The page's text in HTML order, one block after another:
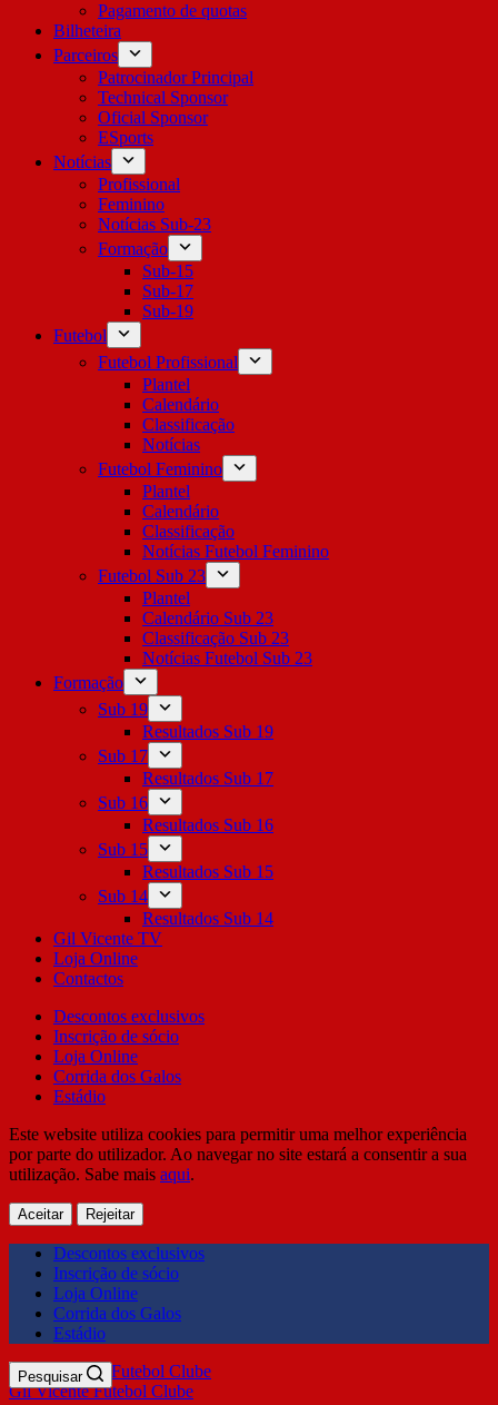
Pagamento de quotas
Bilheteira
Parceiros
Patrocinador Principal
Technical Sponsor
Oficial Sponsor
ESports
Notícias
Profissional
Feminino
Notícias Sub-23
Formação
Sub-15
Sub-17
Sub-19
Futebol
Futebol Profissional
Plantel
Calendário
Classificação
Notícias
Futebol Feminino
Plantel
Calendário
Classificação
Notícias Futebol Feminino
Futebol Sub 23
Plantel
Calendário Sub 23
Classificação Sub 23
Notícias Futebol Sub 23
Formação
Sub 19
Resultados Sub 19
Sub 17
Resultados Sub 17
Sub 16
Resultados Sub 16
Sub 15
Resultados Sub 15
Sub 14
Resultados Sub 14
Gil Vicente TV
Loja Online
Contactos
Descontos exclusivos
Inscrição de sócio
Loja Online
Corrida dos Galos
Estádio
Este website utiliza cookies para permitir uma melhor experiência
por parte do utilizador. Ao navegar no site estará a consentir a sua
utilização. Sabe mais aqui.
Aceitar Rejeitar
Descontos exclusivos
Inscrição de sócio
Loja Online
Corrida dos Galos
Estádio
Gil Vicente Futebol Clube
Pesquisar